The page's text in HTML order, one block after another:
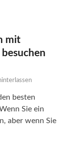
mit
besten
Sie ein
aber wenn Sie